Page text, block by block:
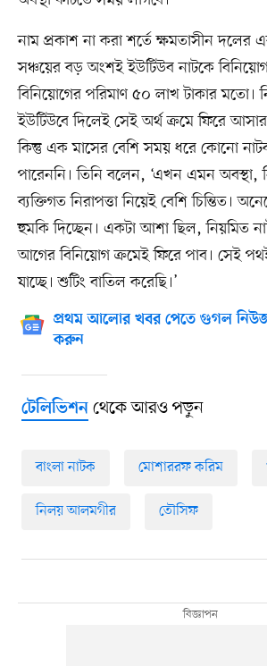
নাম প্রকাশ না করা শর্তে ক্ষমতাসীন দলের
সঞ্চয়ের বড় অংশই ইউটিউব নাটকে
বিনিয়োগের পরিমাণ ৫০ লাখ টাকার মতো।
ইউটিউবে দিলেই সেই অর্থ ক্রমে ফিরে আসার
কিন্তু এক মাসের বেশি সময় ধরে কোনো
পারেননি। তিনি বলেন, ‘এখন এমন অবস্থা,
ব্যক্তিগত নিরাপত্তা নিয়েই বেশি চিন্তিত।
হুমকি দিচ্ছেন। একটা আশা ছিল, নিয়মিত
আগের বিনিয়োগ ক্রমেই ফিরে পাব। সেই
যাচ্ছে। শুটিং বাতিল করেছি।’
প্রথম আলোর খবর পেতে গুগল
করুন
টেলিভিশনথেকে আরও পড়ুন
বাংলা নাটক মোশাররফ করিম
নিলয় আলমগীর তৌসিফ